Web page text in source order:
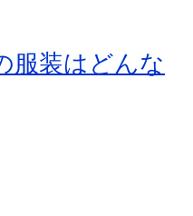
服装はどんな